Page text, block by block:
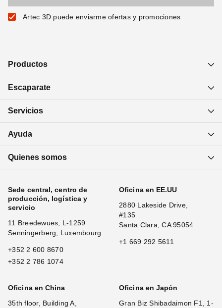
Artec 3D puede enviarme ofertas y promociones
Productos
Escaparate
Servicios
Ayuda
Quienes somos
Sede central, centro de
producción, logística y
servicio
11 Breedewues, L-1259
Senningerberg, Luxembourg
+352 2 600 8670
+352 2 786 1074
Oficina en EE.UU
2880 Lakeside Drive,
#135
Santa Clara, CA 95054
+1 669 292 5611
Oficina en China
35th floor, Building A,
Oficina en Japón
Gran Biz Shibadaimon F1, 1-